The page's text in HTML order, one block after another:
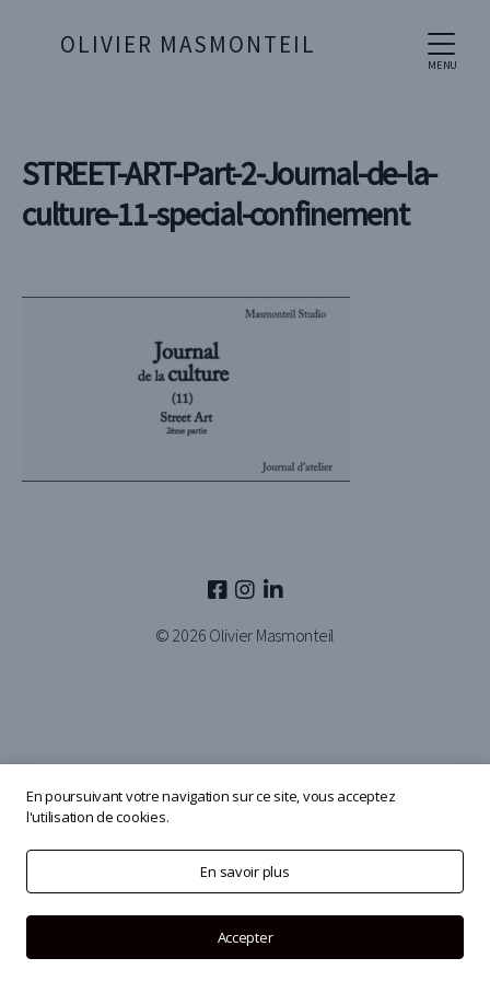
MENU
OLIVIER MASMONTEIL
STREET-ART-Part-2-Journal-de-la-
culture-11-special-confinement
© 2026 Olivier Masmonteil
En poursuivant votre navigation sur ce site, vous acceptez
l'utilisation de cookies.
En savoir plus
Accepter